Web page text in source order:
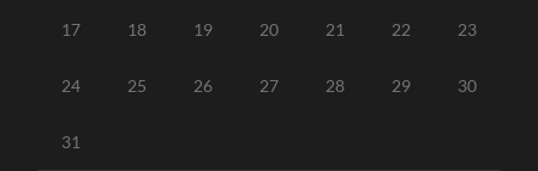
17 18 19 20 21 22 23
24 25 26 27 28 29 30
31